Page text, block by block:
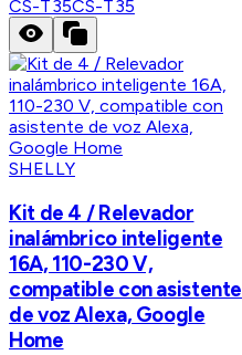
CS-T35CS-T35
SHELLY
Kit de 4 / Relevador
inalámbrico inteligente
16A, 110-230 V,
compatible con asistente
de voz Alexa, Google
Home